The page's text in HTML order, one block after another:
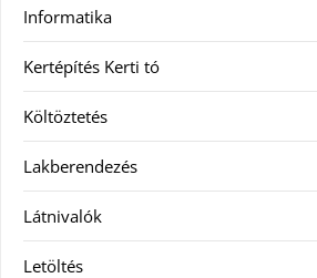
Informatika
Kertépítés Kerti tó
Költöztetés
Lakberendezés
Látnivalók
Letöltés